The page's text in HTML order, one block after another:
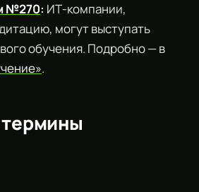
№270: ИТ-компании,
могут выступать
обучения. Подробно — в
.